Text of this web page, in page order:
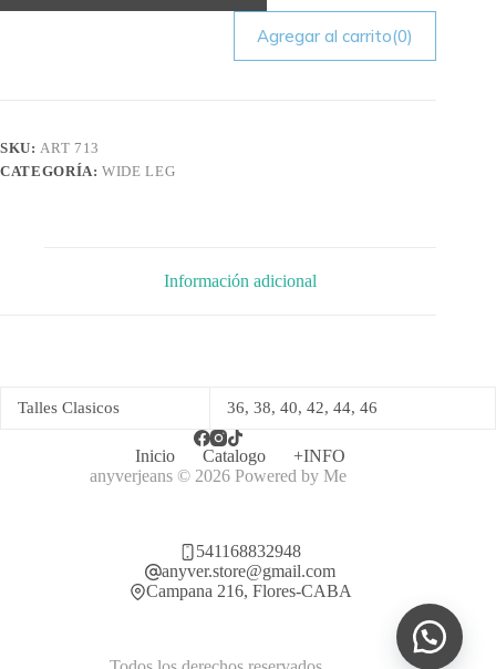
Agregar al carrito(0)
SKU:ART 713
CATEGORÍA:WIDE LEG
Información adicional
Talles Clasicos 36, 38, 40, 42, 44, 46
Inicio Catalogo
+INFO
anyverjeans © 2026 Powered byMe
541168832948
anyver.store@gmail.com
Campana 216, Flores-CABA